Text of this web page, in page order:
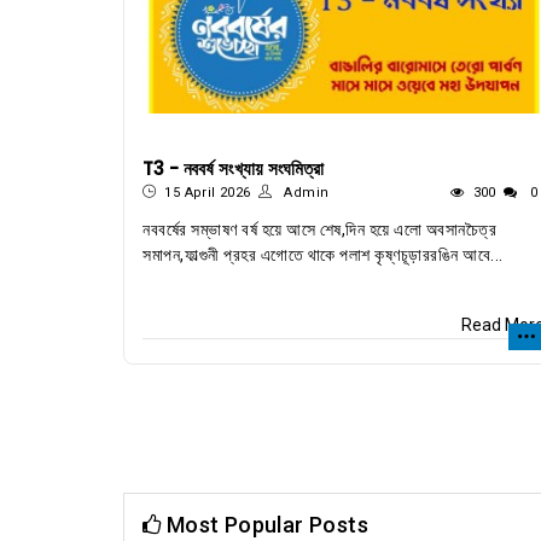
T3 - নববর্ষ সংখ্যায় সংঘমিত্রা
15 April 2026 Admin 300 0
নববর্ষের সম্ভাষণ বর্ষ হয়ে আসে শেষ,দিন হয়ে এলো অবসানচৈত্র
সমাপন,ফাল্গুনী প্রহর এগোতে থাকে পলাশ কৃষ্ণচূড়াররঙিন আবে...
Read
Most Popular Posts